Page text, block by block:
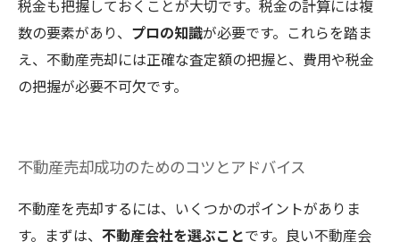
税金も把握しておくことが大切です。税金の計算には複
数の要素があり、 プロの知識が必要です。これらを踏ま
え、不動産売却には正確な査定額の把握と、費用や税金
の把握が必要不可欠です。
不動産売却成功のためのコツとアドバイス
不動産を売却するには、いくつかのポイントがありま
す。まずは、 不動産会社を選ぶことです。良い不動産会